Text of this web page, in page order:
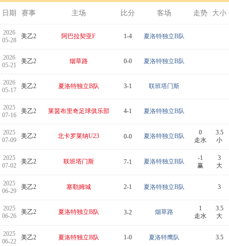
日期 赛事 主场 比分 客场 走势 大小
2026
05-28
美乙2 阿巴拉契亚F 1-4 夏洛特独立B队
2026
05-21
美乙2 烟草路 0-0 夏洛特独立B队
2026
05-17
美乙2 夏洛特独立B队 3-1 联班塔门斯
2025
07-16
美乙2 莱茵布里奇足球俱乐部 4-1 夏洛特独立B队
2025
07-09
美乙2 北卡罗莱纳U23 0-0 夏洛特独立B队
0
走水
3.5
小
2025
07-02
美乙2 联班塔门斯 7-1 夏洛特独立B队
-1
赢
3
大
2025
06-29
美乙2 塞勒姆城 2-1 夏洛特独立B队 3
2025
06-26
美乙2 夏洛特独立B队 3-2 烟草路
1
走水
3.5
大
2025
06-22
美乙2 夏洛特独立B队 1-0 夏洛特鹰队 3.5